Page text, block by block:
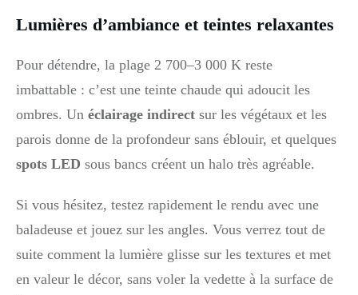
Lumières d’ambiance et teintes relaxantes
Pour détendre, la plage 2 700–3 000 K reste
imbattable : c’est une teinte chaude qui adoucit les
ombres. Un éclairage indirect sur les végétaux et les
parois donne de la profondeur sans éblouir, et quelques
spots LED sous bancs créent un halo très agréable.
Si vous hésitez, testez rapidement le rendu avec une
baladeuse et jouez sur les angles. Vous verrez tout de
suite comment la lumière glisse sur les textures et met
en valeur le décor, sans voler la vedette à la surface de